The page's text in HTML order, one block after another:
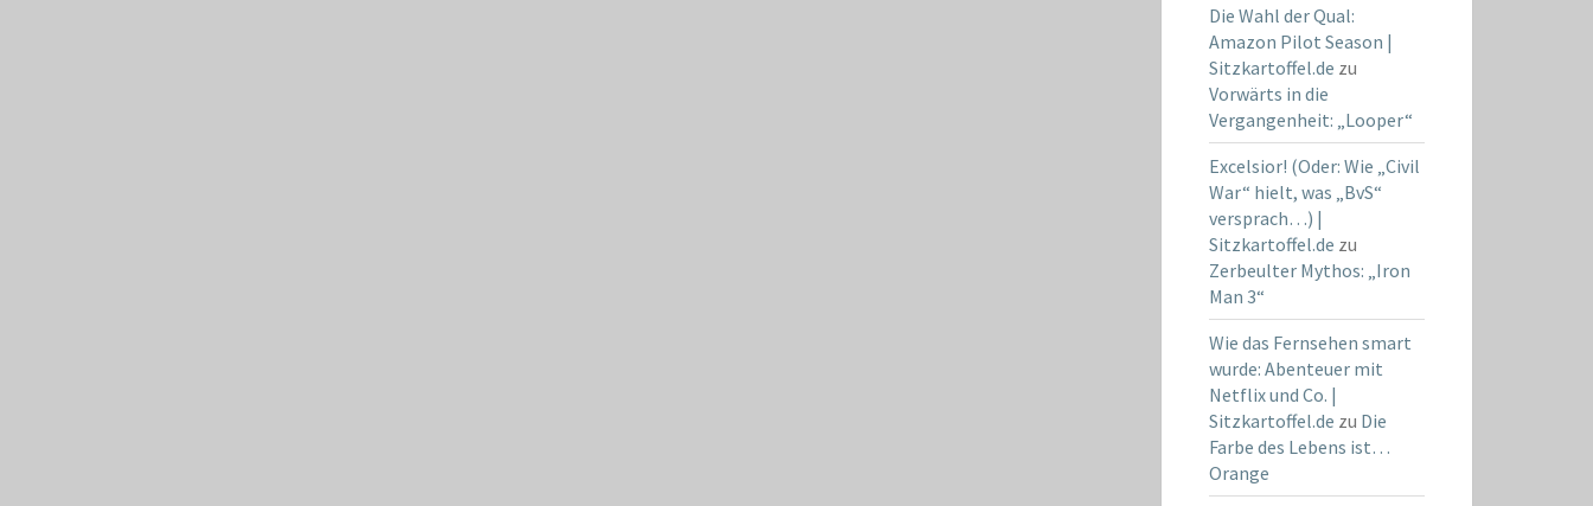
Die Wahl der Qual:
Amazon Pilot Season |
Sitzkartoffel.de zu
Vorwärts in die
Vergangenheit: „Looper“
Excelsior! (Oder: Wie „Civil
War“ hielt, was „BvS“
versprach…) |
Sitzkartoffel.de zu
Zerbeulter Mythos: „Iron
Man 3“
Wie das Fernsehen smart
wurde: Abenteuer mit
Netflix und Co. |
Sitzkartoffel.de zu Die
Farbe des Lebens ist…
Orange